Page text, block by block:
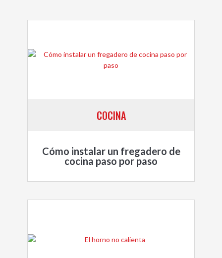
COCINA
Cómo instalar un fregadero de
cocina paso por paso